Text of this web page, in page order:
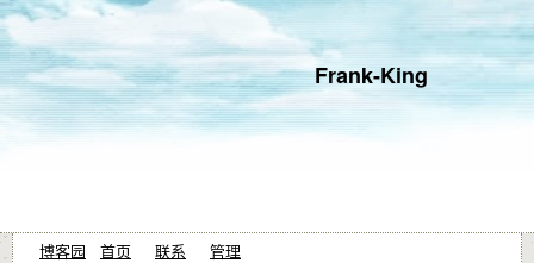
Frank-King
博客园 首页 联系 管理